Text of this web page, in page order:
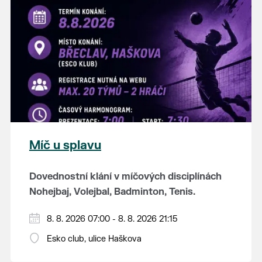
K tanci a poslechu bude hrát DH
Lanžhotčané.
Těšíme se na Vás!
Míč u splavu
Dovednostní klání v míčových disciplínách
Nohejbaj, Volejbal, Badminton, Tenis.
Zúčastnit se může max. 20 dvojčlenných
týmů - každý tým si zahraje min. 4 západy od
8. 8. 2026 07:00 - 8. 8. 2026 21:15
Esko club, ulice Haškova